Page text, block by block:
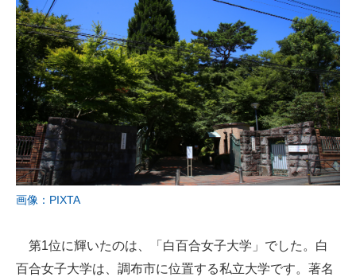
画像：PIXTA
第1位に輝いたのは、「白百合女子大学」でした。白
百合女子大学は、調布市に位置する私立大学です。著名